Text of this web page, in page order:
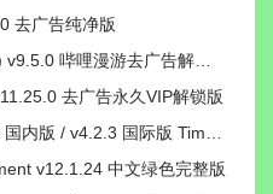
去广告纯净版
哔哩漫游去广告解除版权受限
去广告永久VIP解锁版
国际版 Timemark高级VIP会员解锁版
v12.1.24 中文绿色完整版